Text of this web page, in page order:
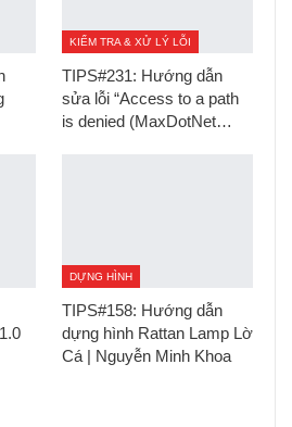
KIỂM TRA & XỬ LÝ LỖI
TIPS#231: Hướng dẫn
sửa lỗi “Access to a path
is denied (MaxDotNet…
DỰNG HÌNH
TIPS#158: Hướng dẫn
dựng hình Rattan Lamp Lờ
Cá | Nguyễn Minh Khoa